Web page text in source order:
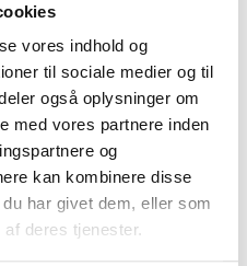
vores indhold og
til sociale medier og til
også oplysninger om
med vores partnere inden
og
kan kombinere disse
har givet dem, eller som
deres tjenester.
af kendte
udvalg af kendte
og andre spændende
til fast lav pris.
her